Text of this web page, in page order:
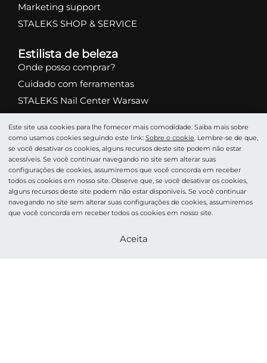
Marketing support
STALEKS SHOP & SERVICE
Estilista de beleza
Onde posso comprar?
Cuidado com ferramentas
STALEKS Nail Center Warsaw
STALEKS Service Center Warsaw
Catálogo
Abrasivos
Tesoura
Alicate
Cortadores
Torne-se um parceiro
Este site usa cookies para lhe fornecer mais comodidade. Saiba mais sobre
como usamos cookies seguindo este link:Sobre o сookie. Lembre-se de que,
se você desativar os cookies, alguns recursos deste site podem não estar
acessíveis. Se você continuar navegando no site sem alterar suas
configurações de cookies, assumiremos que você concorda em receber
todos os cookies em nosso site. Observe que, se você desativar os cookies,
alguns recursos deste site podem não estar disponíveis. Se você continuar
navegando no site sem alterar suas configurações de cookies, assumiremos
que você concorda em receber todos os cookies em nosso site.
Aceita